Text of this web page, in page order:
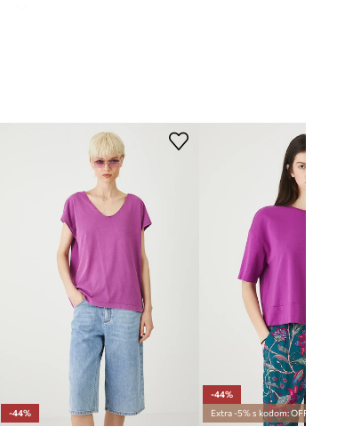
-44%
-44%
Extra -5% s kodom: OFF*